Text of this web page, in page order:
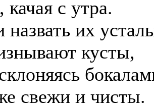
качая с утра.
назвать их
кусты,
свежи и чисты.